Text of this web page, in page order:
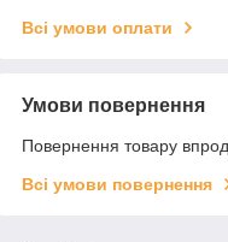
Всі умови оплати
Умови повернення
Повернення товару
Всі умови повернення